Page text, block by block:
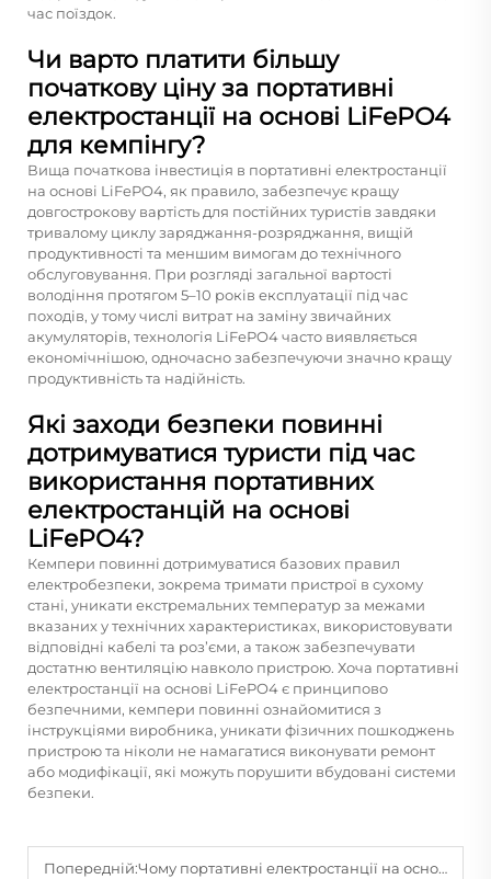
час поїздок.
Чи варто платити більшу
початкову ціну за портативні
електростанції на основі LiFePO4
для кемпінгу?
Вища початкова інвестиція в портативні електростанції
на основі LiFePO4, як правило, забезпечує кращу
довгострокову вартість для постійних туристів завдяки
тривалому циклу заряджання-розряджання, вищій
продуктивності та меншим вимогам до технічного
обслуговування. При розгляді загальної вартості
володіння протягом 5–10 років експлуатації під час
походів, у тому числі витрат на заміну звичайних
акумуляторів, технологія LiFePO4 часто виявляється
економічнішою, одночасно забезпечуючи значно кращу
продуктивність та надійність.
Які заходи безпеки повинні
дотримуватися туристи під час
використання портативних
електростанцій на основі
LiFePO4?
Кемпери повинні дотримуватися базових правил
електробезпеки, зокрема тримати пристрої в сухому
стані, уникати екстремальних температур за межами
вказаних у технічних характеристиках, використовувати
відповідні кабелі та роз’єми, а також забезпечувати
достатню вентиляцію навколо пристрою. Хоча портативні
електростанції на основі LiFePO4 є принципово
безпечними, кемпери повинні ознайомитися з
інструкціями виробника, уникати фізичних пошкоджень
пристрою та ніколи не намагатися виконувати ремонт
або модифікації, які можуть порушити вбудовані системи
безпеки.
Попередній:Чому портативні електростанції на основі LiFePO4 є ідеальним варіантом для аварійного резервного живлення?